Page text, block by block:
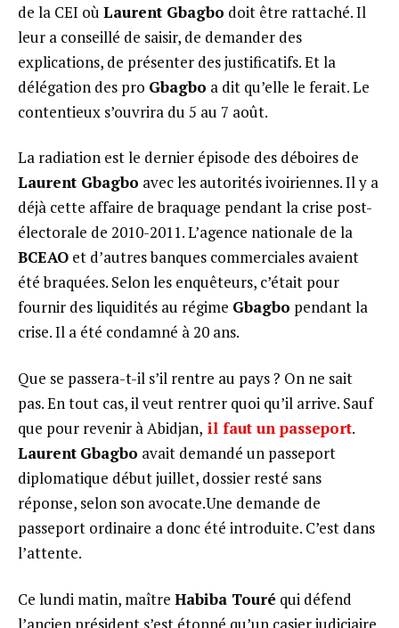
de la CEI où Laurent Gbagbo doit être rattaché. Il
leur a conseillé de saisir, de demander des
explications, de présenter des justificatifs. Et la
délégation des pro Gbagbo a dit qu’elle le ferait. Le
contentieux s’ouvrira du 5 au 7 août.
La radiation est le dernier épisode des déboires de
Laurent Gbagbo avec les autorités ivoiriennes. Il y a
déjà cette affaire de braquage pendant la crise post-
électorale de 2010-2011. L’agence nationale de la
BCEAO et d’autres banques commerciales avaient
été braquées. Selon les enquêteurs, c’était pour
fournir des liquidités au régime Gbagbo pendant la
crise. Il a été condamné à 20 ans.
Que se passera-t-il s’il rentre au pays ? On ne sait
pas. En tout cas, il veut rentrer quoi qu’il arrive. Sauf
que pour revenir à Abidjan, il faut un passeport.
Laurent Gbagbo avait demandé un passeport
diplomatique début juillet, dossier resté sans
réponse, selon son avocate.Une demande de
passeport ordinaire a donc été introduite. C’est dans
l’attente.
Ce lundi matin, maître Habiba Touré qui défend